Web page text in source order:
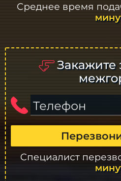
Среднее время
Закажите
Телефон
Специалист